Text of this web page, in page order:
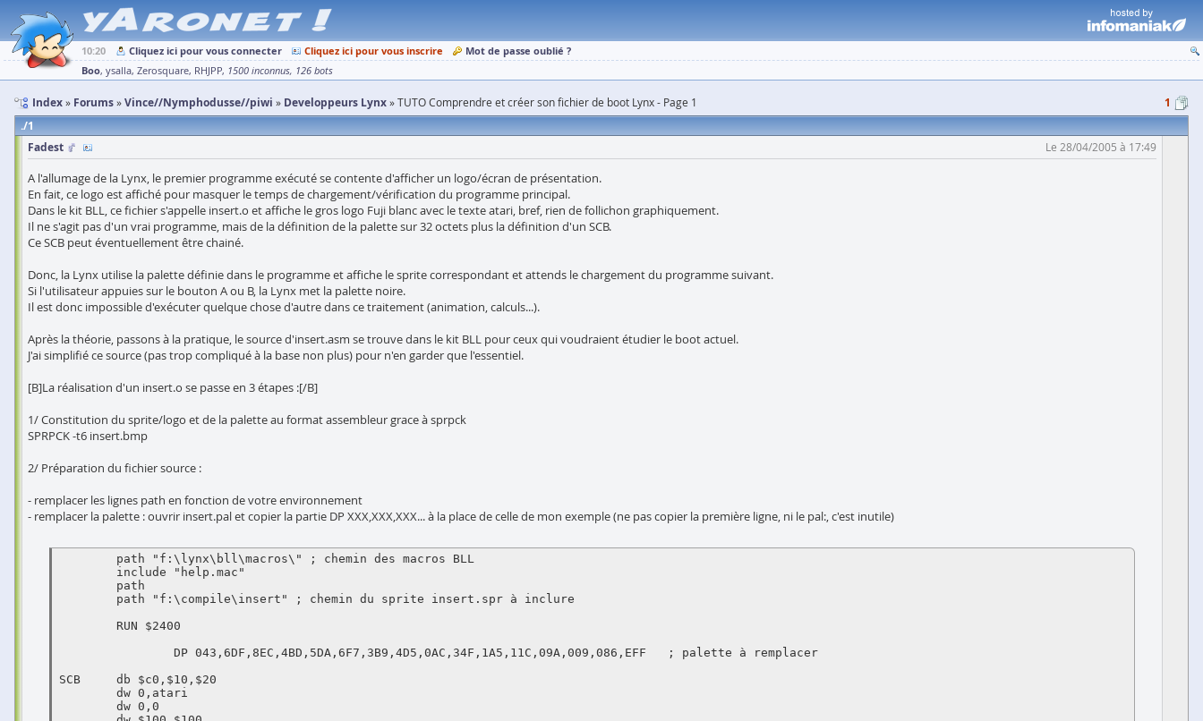
10:20 Cliquez ici pour vous connecter Cliquez ici pour vous inscrire
Mot de passe oublié ?
Boo ysalla Zerosquare RHJPP 1500 inconnus 126 bots
Index Forums Vince//Nymphodusse//piwi Developpeurs Lynx TUTO Comprendre et créer son fichier de boot Lynx - Page 1
1
1
Fadest
Le 28/04/2005 à 17:49
A l'allumage de la Lynx, le premier programme exécuté se contente d'afficher un logo/écran de présentation.
En fait, ce logo est affiché pour masquer le temps de chargement/vérification du programme principal.
Dans le kit BLL, ce fichier s'appelle insert.o et affiche le gros logo Fuji blanc avec le texte atari, bref, rien de follichon graphiquement.
Il ne s'agit pas d'un vrai programme, mais de la définition de la palette sur 32 octets plus la définition d'un SCB.
Ce SCB peut éventuellement être chainé.
Donc, la Lynx utilise la palette définie dans le programme et affiche le sprite correspondant et attends le chargement du programme suivant.
Si l'utilisateur appuies sur le bouton A ou B, la Lynx met la palette noire.
Il est donc impossible d'exécuter quelque chose d'autre dans ce traitement (animation, calculs...).
Après la théorie, passons à la pratique, le source d'insert.asm se trouve dans le kit BLL pour ceux qui voudraient étudier le boot actuel.
J'ai simplifié ce source (pas trop compliqué à la base non plus) pour n'en garder que l'essentiel.
[B]La réalisation d'un insert.o se passe en 3 étapes :[/B]
1/ Constitution du sprite/logo et de la palette au format assembleur grace à sprpck
SPRPCK -t6 insert.bmp
2/ Préparation du fichier source :
- remplacer les lignes path en fonction de votre environnement
- remplacer la palette : ouvrir insert.pal et copier la partie DP XXX,XXX,XXX... à la place de celle de mon exemple (ne pas copier la première ligne, ni le pal:, c'est inutile)
SCB	db $c0,$10,$20